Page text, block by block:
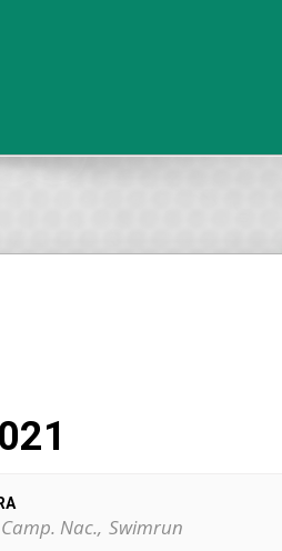
Camp. Nac., Swimrun